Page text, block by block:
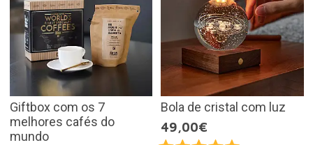
Giftbox com os 7
melhores cafés do
mundo
Bola de cristal com luz
49,00€